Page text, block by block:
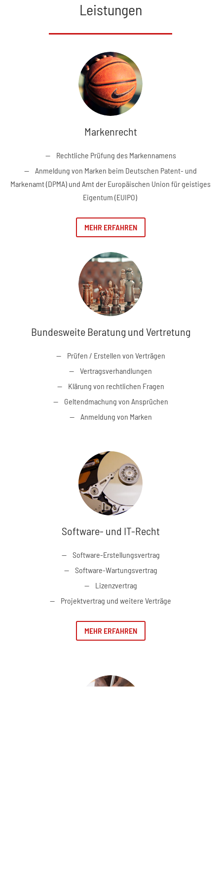
Leistungen
Markenrecht
Rechtliche Prüfung des Markennamens
Anmeldung von Marken beim Deutschen Patent- und
Markenamt (DPMA) und Amt der Europäischen Union für geistiges
Eigentum (EUIPO)
MEHR ERFAHREN
Bundesweite Beratung und Vertretung
Prüfen / Erstellen von Verträgen
Vertragsverhandlungen
Klärung von rechtlichen Fragen
Geltendmachung von Ansprüchen
Anmeldung von Marken
Software- und IT-Recht
Software-Erstellungsvertrag
Software-Wartungsvertrag
Lizenzvertrag
Projektvertrag und weitere Verträge
MEHR ERFAHREN